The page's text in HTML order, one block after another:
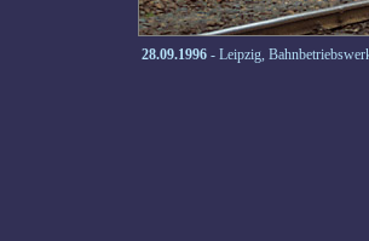
28.09.1996 - Leipzig,